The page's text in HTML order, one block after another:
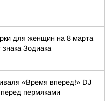
для женщин на 8 марта
знака Зодиака
«Время вперед!» DJ
пермяками